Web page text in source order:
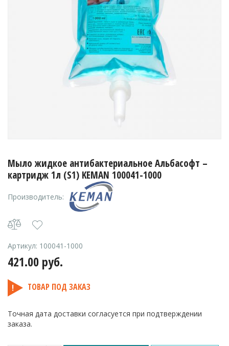
Мыло жидкое антибактериальное Альбасофт –
картридж 1л (S1) KEMAN 100041-1000
Производитель:
Артикул: 100041-1000
421.00 руб.
ТОВАР ПОД ЗАКАЗ
Точная дата доставки согласуется при подтверждении
заказа.